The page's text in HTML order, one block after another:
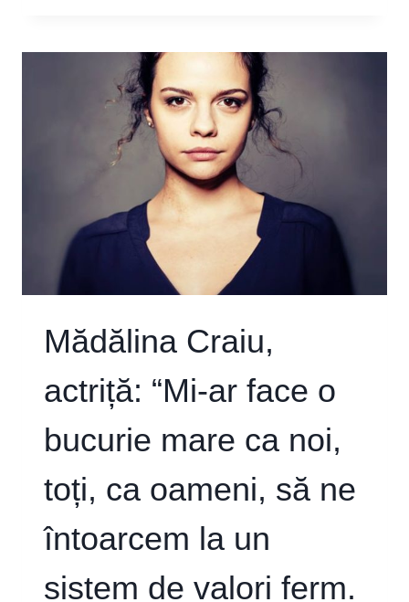
EXAGEREZ
CÂND
SPUN
CĂ
NEVERLAND
E
CEL
INTENS
PERSONAL
PROIECT
AM
ȘI
DUS
LA
Mădălina Craiu,
actriță: “Mi-ar face o
bucurie mare ca noi,
toți, ca oameni, să ne
întoarcem la un
sistem de valori ferm.